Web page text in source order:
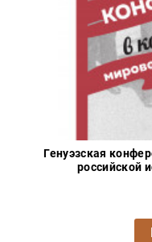
Генуэзская
российской